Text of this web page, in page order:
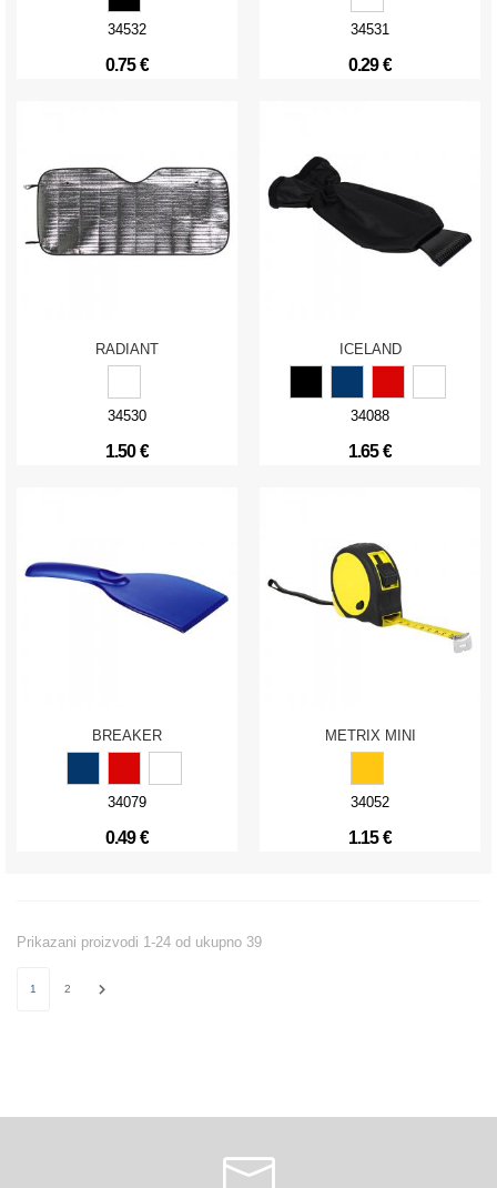
34532
0.75 €
34531
0.29 €
RADIANT
34530
1.50 €
ICELAND
34088
1.65 €
BREAKER
34079
0.49 €
METRIX MINI
34052
1.15 €
Prikazani proizvodi 1-24 od ukupno 39
1 2 Next